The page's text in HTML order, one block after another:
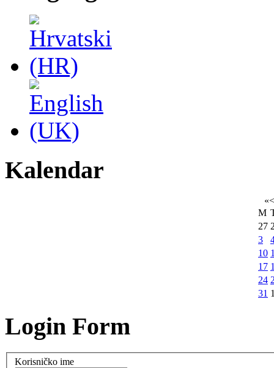
Kalendar
«<
M
27
3
10
17
24
31
Login Form
Korisničko ime